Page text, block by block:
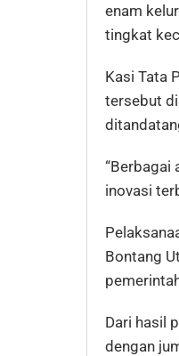
enam
tingkat
Kasi Tata
tersebut
“Berbagai
inovasi
Bontang
Dari hasil
dengan